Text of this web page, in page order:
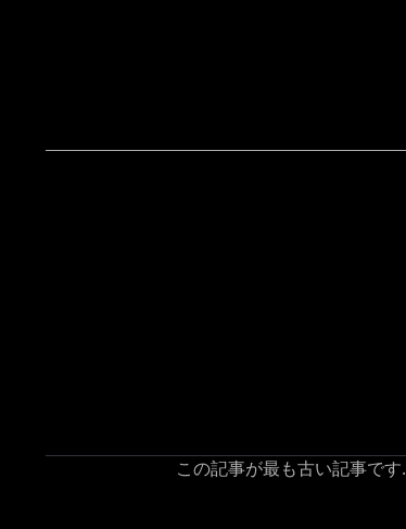
この記事が最も古い記事です.